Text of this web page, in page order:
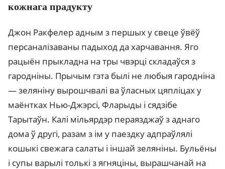
кожнага прадукту
Джон Ракфелер адным з першых у свеце ўвёў
персаналізаваны падыход да харчавання. Яго
рацыён прыкладна на тры чвэрці складаўся з
гародніны. Прычым гэта былі не любыя гародніна
— зеляніну вырошчвалі ва ўласных цяпліцах у
маёнтках Нью-Джэрсі, Фларыды і сядзібе
Тарытаўн. Калі мільярдэр пераязджаў з аднаго
дома ў другі, разам з ім у паездку адпраўлялі
кошыкі свежага салаты і іншай зеляніны. Бульёны
і супы варылі толькі з ягняціны, вырашчанай на